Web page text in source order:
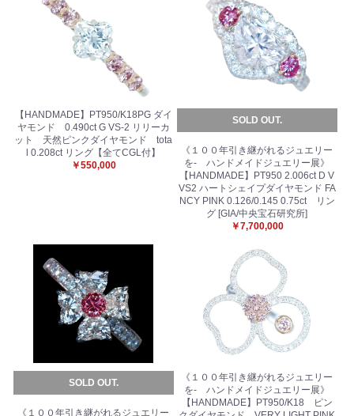
【HANDMADE】PT950/K18PG ダイ
ヤモンド 0.490ct G VS-2 リリーカ
ット 天然ピンクダイヤモンド tota
l 0.208ct リング【全てCGL付】
￥550,000
SOLD OUT.
《１００年引き継がれるジュエリー
を- ハンドメイドジュエリー展》
【HANDMADE】PT950 2.006ct D V
VS2 ハートシェイプダイヤモンド FA
NCY PINK 0.126/0.145 0.75ct リン
グ [GIA/中央宝石研究所]
￥7,700,000
SOLD OUT.
《１００年引き継がれるジュエリー
《１００年引き継がれるジュエリー
を- ハンドメイドジュエリー展》
【HANDMADE】PT950/K18 ピン